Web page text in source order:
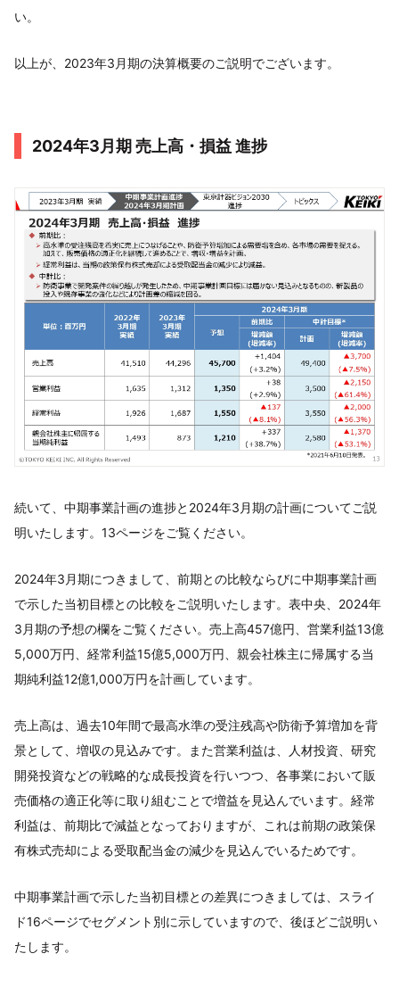
い。
以上が、2023年3月期の決算概要のご説明でございます。
2024年3月期 売上高・損益 進捗
続いて、中期事業計画の進捗と2024年3月期の計画についてご説
明いたします。13ページをご覧ください。
2024年3月期につきまして、前期との比較ならびに中期事業計画
で示した当初目標との比較をご説明いたします。表中央、2024年
3月期の予想の欄をご覧ください。売上高457億円、営業利益13億
5,000万円、経常利益15億5,000万円、親会社株主に帰属する当
期純利益12億1,000万円を計画しています。
売上高は、過去10年間で最高水準の受注残高や防衛予算増加を背
景として、増収の見込みです。また営業利益は、人材投資、研究
開発投資などの戦略的な成長投資を行いつつ、各事業において販
売価格の適正化等に取り組むことで増益を見込んでいます。経常
利益は、前期比で減益となっておりますが、これは前期の政策保
有株式売却による受取配当金の減少を見込んでいるためです。
中期事業計画で示した当初目標との差異につきましては、スライ
ド16ページでセグメント別に示していますので、後ほどご説明い
たします。